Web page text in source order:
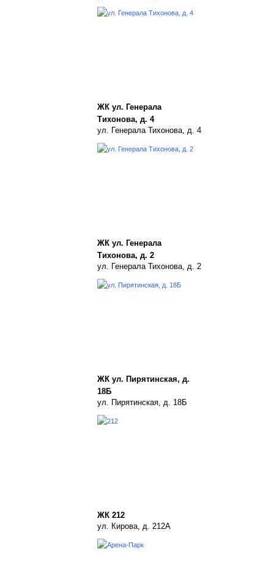
ЖК ул. Генерала
Тихонова, д. 4
ул. Генерала Тихонова, д. 4
ЖК ул. Генерала
Тихонова, д. 2
ул. Генерала Тихонова, д. 2
ЖК ул. Пирятинская, д.
18Б
ул. Пирятинская, д. 18Б
ЖК 212
ул. Кирова, д. 212А